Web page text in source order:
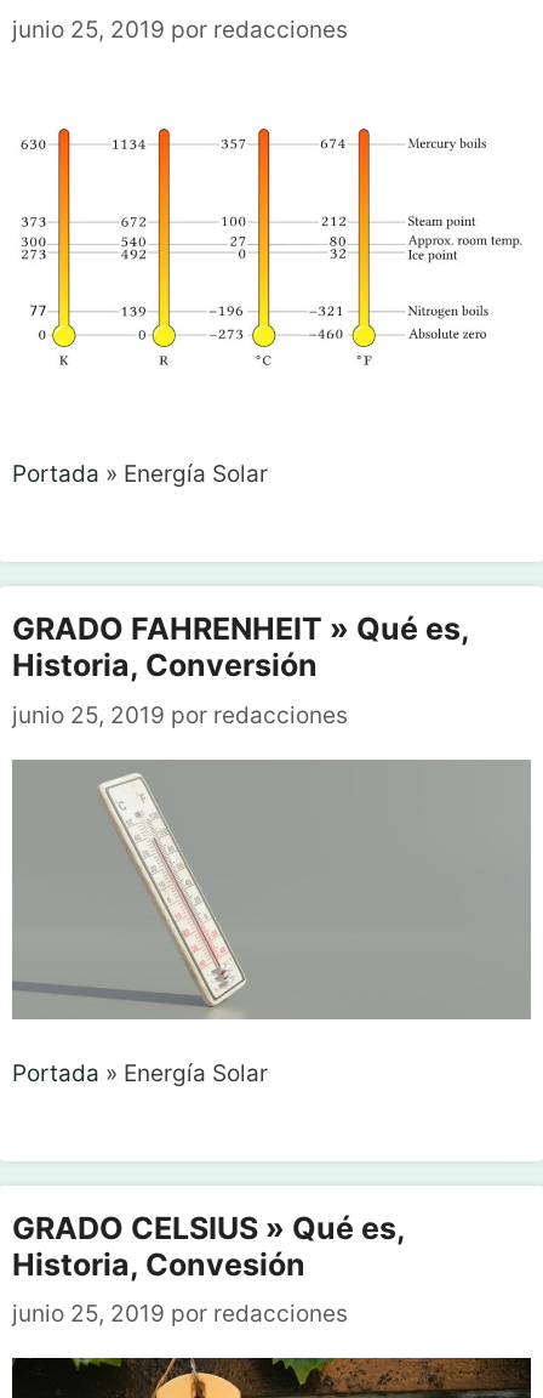
junio 25, 2019 por redacciones
Portada » Energía Solar
GRADO FAHRENHEIT » Qué es,
Historia, Conversión
junio 25, 2019 por redacciones
Portada » Energía Solar
GRADO CELSIUS » Qué es,
Historia, Convesión
junio 25, 2019 por redacciones